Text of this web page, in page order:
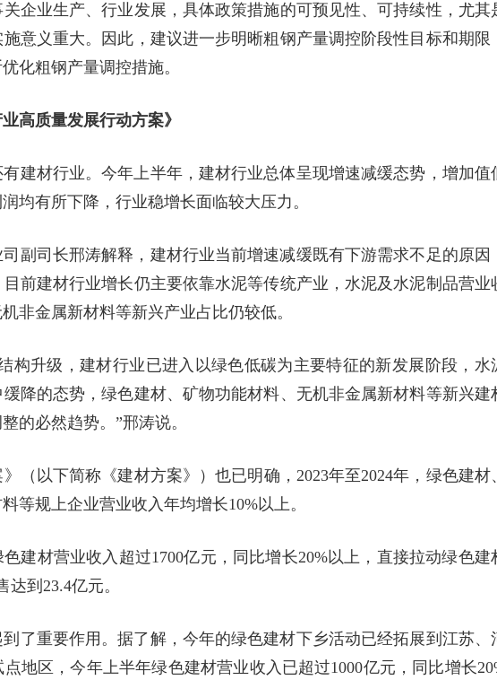
企业生产、行业发展，具体政策措施的可预见性、可持续性，尤其
意义重大。因此，建议进一步明晰粗钢产量调控阶段性目标和期限
化粗钢产量调控措施。
高质量发展行动方案》
建材行业。今年上半年，建材行业总体呈现增速减缓态势，增加值
均有所下降，行业稳增长面临较大压力。
副司长邢涛解释，建材行业当前增速减缓既有下游需求不足的原因
前建材行业增长仍主要依靠水泥等传统产业，水泥及水泥制品营业
非金属新材料等新兴产业占比仍较低。
构升级，建材行业已进入以绿色低碳为主要特征的新发展阶段，水
降的态势，绿色建材、矿物功能材料、无机非金属新材料等新兴建
的必然趋势。”邢涛说。
（以下简称《建材方案》）也已明确，2023年至2024年，绿色建材、
等规上企业营业收入年均增长10%以上。
建材营业收入超过1700亿元，同比增长20%以上，直接拉动绿色建
到23.4亿元。
了重要作用。据了解，今年的绿色建材下乡活动已经拓展到江苏、
地区，今年上半年绿色建材营业收入已超过1000亿元，同比增长